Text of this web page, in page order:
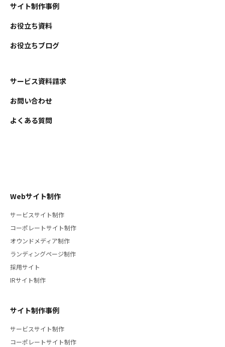
サイト制作事例
お役立ち資料
お役立ちブログ
サービス資料請求
お問い合わせ
よくある質問
Webサイト制作
サービスサイト制作
コーポレートサイト制作
オウンドメディア制作
ランディングページ制作
採用サイト
IRサイト制作
サイト制作事例
サービスサイト制作
コーポレートサイト制作